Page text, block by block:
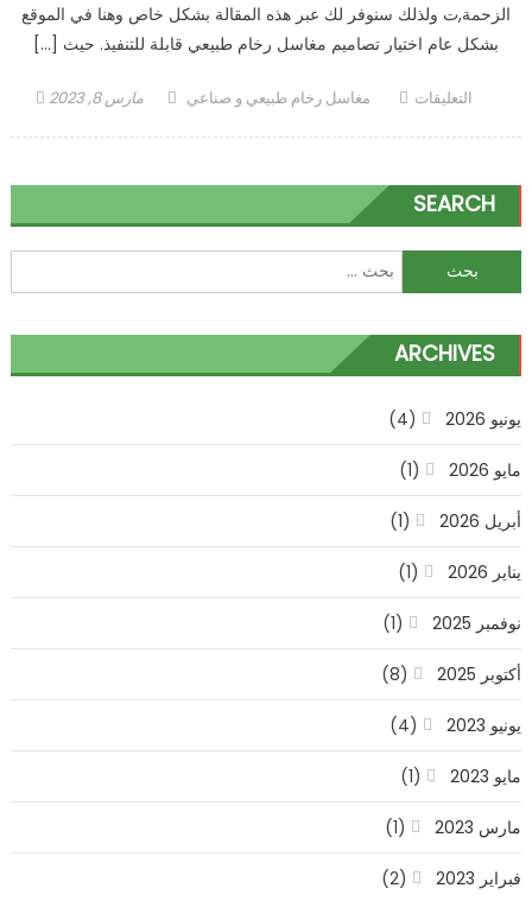
الزحمة,ت ولذلك سنوفر لك عبر هذه المقالة بشكل خاص وهنا في الموقع
بشكل عام اختيار تصاميم مغاسل رخام طبيعي قابلة للتنفيذ. حيث […]
Postedمارس 8, 2023 Author
مغاسل رخام طبيعي و صناعي التعليقات
في
الرياض
SEARCH
البحث
عن:
ARCHIVES
يونيو 2026 (4)
مايو 2026 (1)
أبريل 2026 (1)
يناير 2026 (1)
نوفمبر 2025 (1)
أكتوبر 2025 (8)
يونيو 2023 (4)
مايو 2023 (1)
مارس 2023 (1)
فبراير 2023 (2)